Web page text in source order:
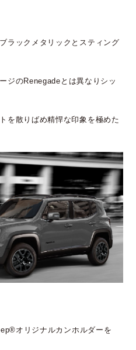
ラックメタリックとスティング
ジのRenegadeとは異なりシッ
を散りばめ精悍な印象を極めた
オリジナルカンホルダーを